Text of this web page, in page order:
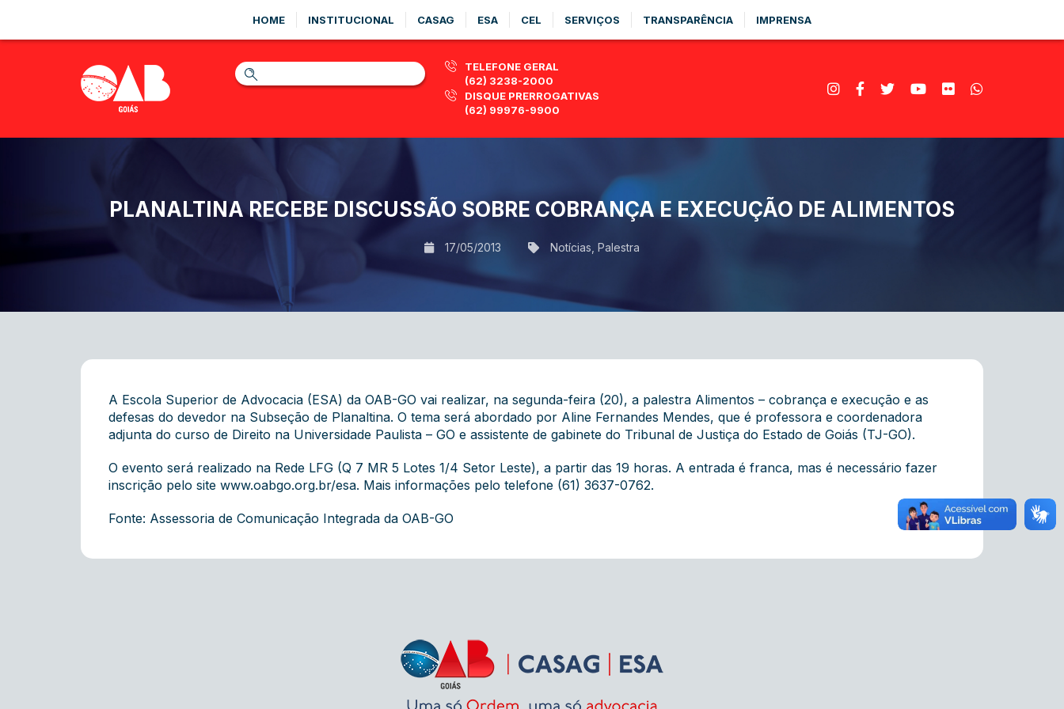
HOME INSTITUCIONAL CASAG ESA CEL SERVIÇOS TRANSPARÊNCIA IMPRENSA
TELEFONE GERAL
(62) 3238-2000
DISQUE PRERROGATIVAS
(62) 99976-9900
PLANALTINA RECEBE DISCUSSÃO SOBRE COBRANÇA E EXECUÇÃO DE ALIMENTOS
17/05/2013 Notícias Palestra
A Escola Superior de Advocacia (ESA) da OAB-GO vai realizar, na segunda-feira (20), a palestra Alimentos – cobrança e execução e as
defesas do devedor na Subseção de Planaltina. O tema será abordado por Aline Fernandes Mendes, que é professora e coordenadora
adjunta do curso de Direito na Universidade Paulista – GO e assistente de gabinete do Tribunal de Justiça do Estado de Goiás (TJ-GO).
O evento será realizado na Rede LFG (Q 7 MR 5 Lotes 1/4 Setor Leste), a partir das 19 horas. A entrada é franca, mas é necessário fazer
inscrição pelo site www.oabgo.org.br/esa. Mais informações pelo telefone (61) 3637-0762.
Fonte: Assessoria de Comunicação Integrada da OAB-GO